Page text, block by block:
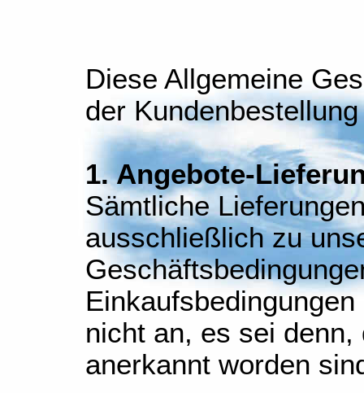
Diese Allgemeine
der
1. Angebote-
Sämtliche
ausschließlich zu
nicht an, es sei
anerkannt worden